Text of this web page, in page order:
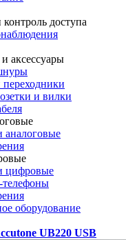
доступа
аксессуары
и вилки
аналоговые
цифровые
оборудование
UB220 USB